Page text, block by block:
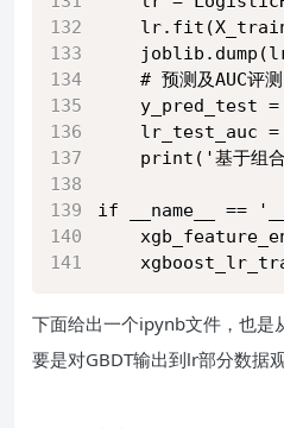
    # 预测及AUC评测
y_pred_test
lr_test_auc
print('基于组
if __name__ ==
下面给出一个ipynb文件，也是
要是对GBDT输出到lr部分数据